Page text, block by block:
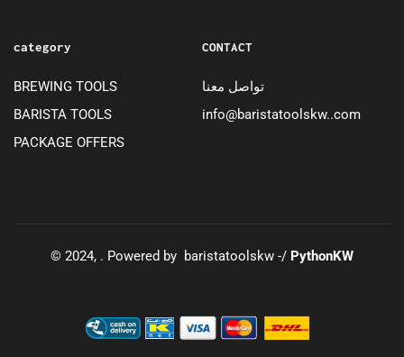
category
BREWING TOOLS
BARISTA TOOLS
PACKAGE OFFERS
CONTACT
تواصل معنا
info@baristatoolskw..com
© 2024, . Powered by baristatoolskw -/ PythonKW